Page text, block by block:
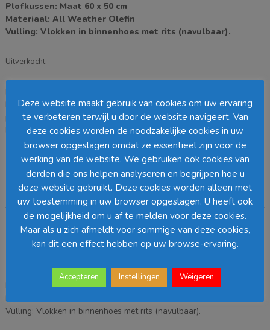
Plofkussen: Maat 60 x 50 cm
Materiaal: All Weather Olefin
Vulling: Vlokken in binnenhoes met rits (navulbaar).
Uitverkocht
Plofkussens Tags: horeca,kussens ,loungebank,palletmeubels,
plofkussens,strandwinkel
Loading...
Barcode:
Beschrijving Aanvullende informatie
Beschrijving
Maat: 60 x 50 cm
Vulling: Vlokken in binnenhoes met rits (navulbaar).
Deze website maakt gebruik van cookies om uw ervaring
te verbeteren terwijl u door de website navigeert. Van
deze cookies worden de noodzakelijke cookies in uw
browser opgeslagen omdat ze essentieel zijn voor de
werking van de website. We gebruiken ook cookies van
derden die ons helpen analyseren en begrijpen hoe u
deze website gebruikt. Deze cookies worden alleen met
uw toestemming in uw browser opgeslagen. U heeft ook
de mogelijkheid om u af te melden voor deze cookies.
Maar als u zich afmeldt voor sommige van deze cookies,
kan dit een effect hebben op uw browse-ervaring.
Accepteren Instellingen Weigeren